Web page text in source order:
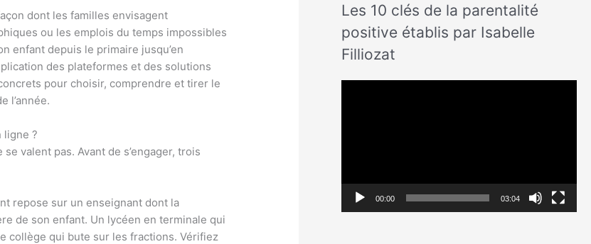
dont les familles envisagent
ou les emplois du temps impossibles
enfant depuis le primaire jusqu’en
des plateformes et des solutions
pour choisir, comprendre et tirer le
l’année.
ligne ?
valent pas. Avant de s’engager, trois
repose sur un enseignant dont la
de son enfant. Un lycéen en terminale qui
collège qui bute sur les fractions. Vérifiez
Les 10 clés de la parentalité
positive établis par Isabelle
Filliozat
00:00 03:04